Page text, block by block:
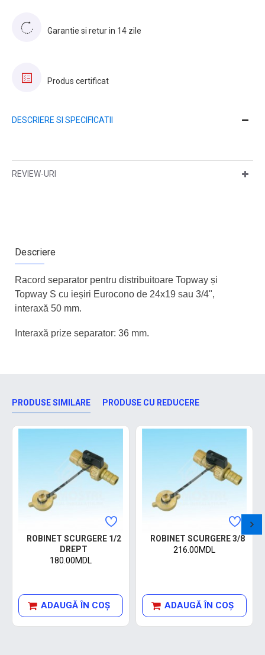
Garantie si retur in 14 zile
Produs certificat
DESCRIERE SI SPECIFICATII
REVIEW-URI
Descriere
Racord separator pentru distribuitoare Topway și
Topway S cu ieșiri Eurocono de 24x19 sau 3/4",
interaxă 50 mm.
Interaxă prize separator: 36 mm.
PRODUSE SIMILARE PRODUSE CU REDUCERE
ROBINET SCURGERE 1/2
DREPT
180.00MDL
ADAUGĂ ÎN COŞ
ROBINET SCURGERE 3/8
216.00MDL
ADAUGĂ ÎN COŞ